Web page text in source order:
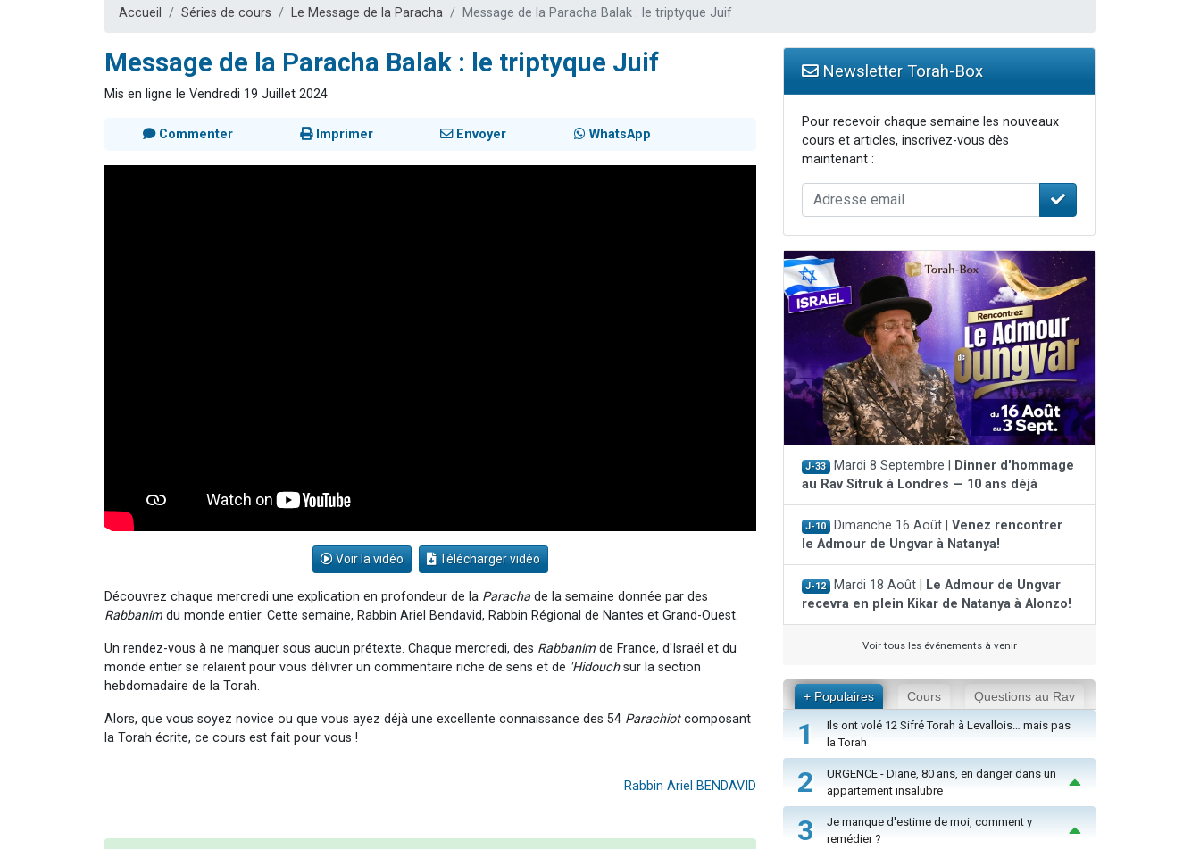
Accueil Séries de cours Le Message de la Paracha Message de la Paracha Balak : le triptyque Juif
Message de la Paracha Balak : le triptyque Juif
Mis en ligne le Vendredi 19 Juillet 2024
Commenter Imprimer Envoyer WhatsApp
Voir la vidéo Télécharger vidéo
Découvrez chaque mercredi une explication en profondeur de la Parachade la semaine donnée par des
Rabbanim du monde entier. Cette semaine, Rabbin Ariel Bendavid, Rabbin Régional de Nantes et Grand-Ouest.
Un rendez-vous à ne manquer sous aucun prétexte. Chaque mercredi, des Rabbanim de France, d'Israël et du
monde entier se relaient pour vous délivrer un commentaire riche de sens et de 'Hidouchsur la section
hebdomadaire de la Torah.
Alors, que vous soyez novice ou que vous ayez déjà une excellente connaissance des 54 Parachiotcomposant
la Torah écrite, ce cours est fait pour vous !
Rabbin Ariel BENDAVID
Newsletter Torah-Box
Pour recevoir chaque semaine les nouveaux
cours et articles, inscrivez-vous dès
maintenant :
J-33 Mardi 8 Septembre |
Dinner d'hommage
au Rav Sitruk à Londres — 10 ans déjà
J-10 Dimanche 16 Août | Venez rencontrer
le Admour de Ungvar à Natanya!
J-12 Mardi 18 Août |
Le Admour de Ungvar
recevra en plein Kikar de Natanya à Alonzo!
Voir tous les événements à venir
+ Populaires Cours Questions au Rav
1
Ils ont volé 12 Sifré Torah à Levallois… mais pas
la Torah
2
URGENCE - Diane, 80 ans, en danger dans un
appartement insalubre
3
Je manque d'estime de moi, comment y
remédier ?